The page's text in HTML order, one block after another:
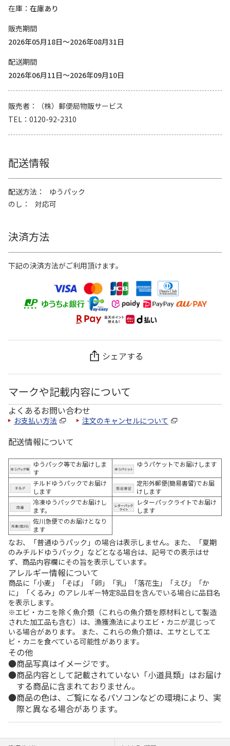
在庫
在庫あり
販売期間
2026年05月18日～2026年08月31日
配送期間
2026年06月11日～2026年09月10日
販売者
（株）郵便局物販サービス
TEL
0120-92-2310
配送情報
配送方法
ゆうパック
のし
対応可
決済方法
下記の決済方法がご利用頂けます。
シェアする
マークや記載内容について
よくあるお問い合わせ
お支払い方法 注文のキャンセルについて
配送情報について
ゆうパック等でお届けしま
す
ゆうパケットでお届けします
チルドゆうパックでお届け
します
定形外郵便(簡易書留)でお届
けします
冷凍ゆうパックでお届けし
ます。
レターパックライトでお届け
します
佐川急便でのお届けとなり
ます
なお、「普通ゆうパック」の場合は表示しません。また、「夏期
のみチルドゆうパック」などとなる場合は、記号での表示はせ
ず、商品内容欄にその旨を表示しています。
アレルギー情報について
商品に「小麦」「そば」「卵」「乳」「落花生」「えび」「か
に」「くるみ」のアレルギー特定8品目を含んでいる場合に品目名
を表示します。
※エビ・カニを除く魚介類（これらの魚介類を原材料として製造
された加工品も含む）は、漁獲漁法によりエビ・カニが混じって
いる場合があります。 また、これらの魚介類は、エサとしてエ
ビ・カニを食べている可能性があります。
その他
商品写真はイメージです。
商品内容として記載されていない「小道具類」はお届け
する商品に含まれておりません。
商品の色は、ご覧になるパソコンなどの環境により、実
際と異なる場合があります。